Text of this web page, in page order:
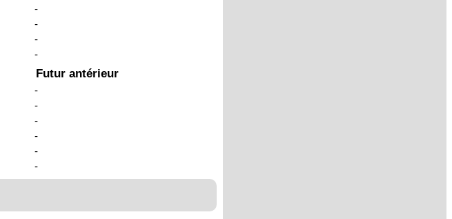
-
-
-
-
Futur antérieur
-
-
-
-
-
-